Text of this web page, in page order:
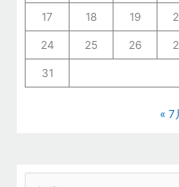
17 18 19
24 25 26
31
« 7